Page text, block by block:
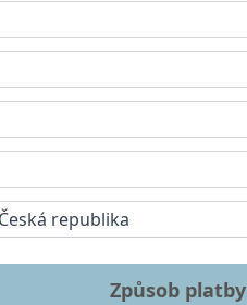
Česká republika
Způsob platby